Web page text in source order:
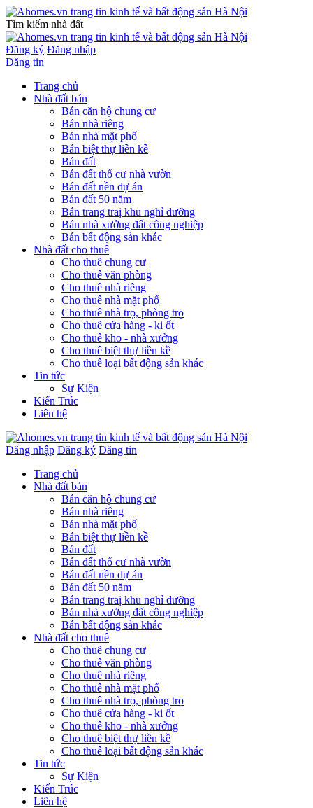
Tìm kiếm nhà đất
Đăng ký Đăng nhập
Đăng tin
Trang chủ
Nhà đất bán
Bán căn hộ chung cư
Bán nhà riêng
Bán nhà mặt phố
Bán biệt thự liền kề
Bán đất
Bán đất thổ cư nhà vườn
Bán đất nền dự án
Bán đất 50 năm
Bán trang traị khu nghỉ dưỡng
Bán nhà xưởng đất công nghiệp
Bán bất động sản khác
Nhà đất cho thuê
Cho thuê chung cư
Cho thuê văn phòng
Cho thuê nhà riêng
Cho thuê nhà mặt phố
Cho thuê nhà trọ, phòng trọ
Cho thuê cửa hàng - ki ốt
Cho thuê kho - nhà xưởng
Cho thuê biệt thự liền kề
Cho thuê loại bất động sản khác
Tin tức
Sự Kiện
Kiến Trúc
Liên hệ
Đăng nhập Đăng ký Đăng tin
Trang chủ
Nhà đất bán
Bán căn hộ chung cư
Bán nhà riêng
Bán nhà mặt phố
Bán biệt thự liền kề
Bán đất
Bán đất thổ cư nhà vườn
Bán đất nền dự án
Bán đất 50 năm
Bán trang traị khu nghỉ dưỡng
Bán nhà xưởng đất công nghiệp
Bán bất động sản khác
Nhà đất cho thuê
Cho thuê chung cư
Cho thuê văn phòng
Cho thuê nhà riêng
Cho thuê nhà mặt phố
Cho thuê nhà trọ, phòng trọ
Cho thuê cửa hàng - ki ốt
Cho thuê kho - nhà xưởng
Cho thuê biệt thự liền kề
Cho thuê loại bất động sản khác
Tin tức
Sự Kiện
Kiến Trúc
Liên hệ